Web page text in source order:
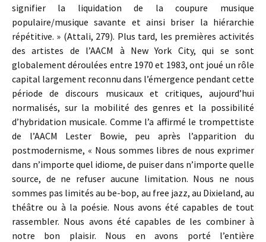
signifier la liquidation de la coupure musique
populaire/musique savante et ainsi briser la hiérarchie
répétitive. » (Attali, 279). Plus tard, les premières activités
des artistes de l’AACM à New York City, qui se sont
globalement déroulées entre 1970 et 1983, ont joué un rôle
capital largement reconnu dans l’émergence pendant cette
période de discours musicaux et critiques, aujourd’hui
normalisés, sur la mobilité des genres et la possibilité
d’hybridation musicale. Comme l’a affirmé le trompettiste
de l’AACM Lester Bowie, peu après l’apparition du
postmodernisme, « Nous sommes libres de nous exprimer
dans n’importe quel idiome, de puiser dans n’importe quelle
source, de ne refuser aucune limitation. Nous ne nous
sommes pas limités au be-bop, au free jazz, au Dixieland, au
théâtre ou à la poésie. Nous avons été capables de tout
rassembler. Nous avons été capables de les combiner à
notre bon plaisir. Nous en avons porté l’entière